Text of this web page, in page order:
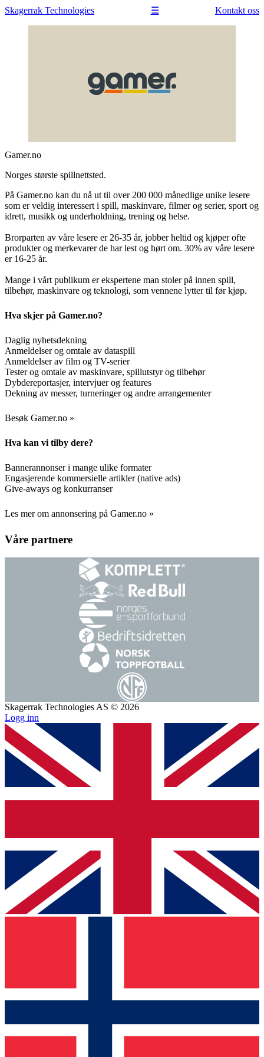
Skagerrak Technologies ☰ Kontakt oss
Gamer.no
Norges største spillnettsted.
På Gamer.no kan du nå ut til over 200 000 månedlige unike lesere
som er veldig interessert i spill, maskinvare, filmer og serier, sport og
idrett, musikk og underholdning, trening og helse.
Brorparten av våre lesere er 26-35 år, jobber heltid og kjøper ofte
produkter og merkevarer de har lest og hørt om. 30% av våre lesere
er 16-25 år.
Mange i vårt publikum er ekspertene man stoler på innen spill,
tilbehør, maskinvare og teknologi, som vennene lytter til før kjøp.
Hva skjer på Gamer.no?
Daglig nyhetsdekning
Anmeldelser og omtale av dataspill
Anmeldelser av film og TV-serier
Tester og omtale av maskinvare, spillutstyr og tilbehør
Dybdereportasjer, intervjuer og features
Dekning av messer, turneringer og andre arrangementer
Besøk Gamer.no »
Hva kan vi tilby dere?
Bannerannonser i mange ulike formater
Engasjerende kommersielle artikler (native ads)
Give-aways og konkurranser
Les mer om annonsering på Gamer.no »
Våre partnere
Skagerrak Technologies AS © 2026
Logg inn